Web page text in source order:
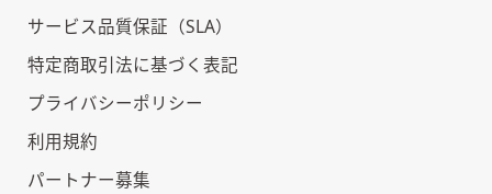
サービス品質保証（SLA）
特定商取引法に基づく表記
プライバシーポリシー
利用規約
パートナー募集